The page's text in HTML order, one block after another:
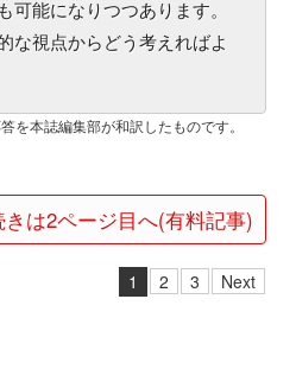
能になりつつあります。
な視点からどう考えればよ
を本誌編集部が和訳したものです。
きは2ページ目へ(有料記事)
1 2 3 Next